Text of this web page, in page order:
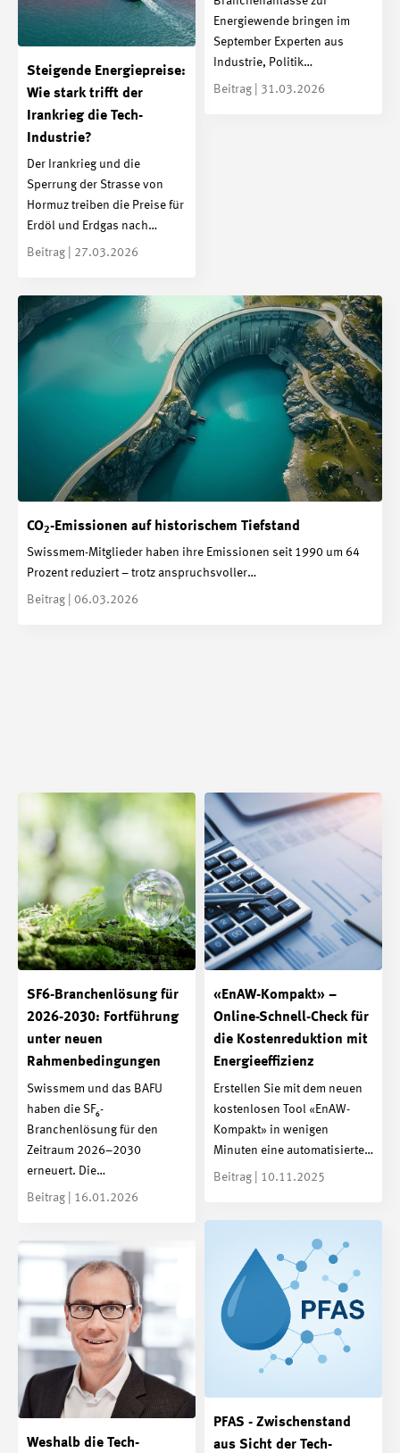
Energiewende bringen im
September Experten aus
Industrie, Politik…
Beitrag | 31.03.2026
Steigende Energiepreise:
Wie stark trifft der
Irankrieg die Tech-
Industrie?
Der Irankrieg und die
Sperrung der Strasse von
Hormuz treiben die Preise für
Erdöl und Erdgas nach…
Beitrag | 27.03.2026
CO2-Emissionen auf historischem Tiefstand
Swissmem-Mitglieder haben ihre Emissionen seit 1990 um 64
Prozent reduziert – trotz anspruchsvoller…
Beitrag | 06.03.2026
SF6-Branchenlösung für
2026-2030: Fortführung
unter neuen
Rahmenbedingungen
Swissmem und das BAFU
haben die SF₆-
Branchenlösung für den
Zeitraum 2026–2030
erneuert. Die…
Beitrag | 16.01.2026
«EnAW-Kompakt» –
Online-Schnell-Check für
die Kostenreduktion mit
Energieeffizienz
Erstellen Sie mit dem neuen
kostenlosen Tool «EnAW-
Kompakt» in wenigen
Minuten eine automatisierte…
Beitrag | 10.11.2025
PFAS - Zwischenstand
aus Sicht der Tech-
Weshalb die Tech-